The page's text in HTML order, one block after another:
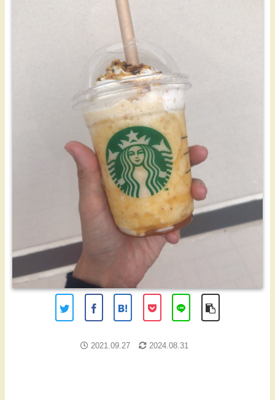
2024.08.31
2021.09.27